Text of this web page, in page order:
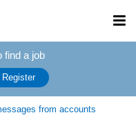
find a job
Register
from accounts